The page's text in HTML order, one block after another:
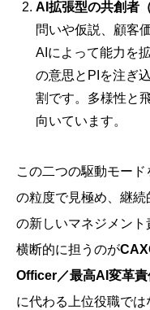
AI拡張型の共創者
問いや仮説、顧客
AIによって能力を
の意思とPIを注ぎ
割です。多様性と
向いています。
この二つの駆動モード
の粒度で見極め、継
の新しいマネジメン
横断的に担うのが
Officer／最高AI変革責
に代わる上位役職で